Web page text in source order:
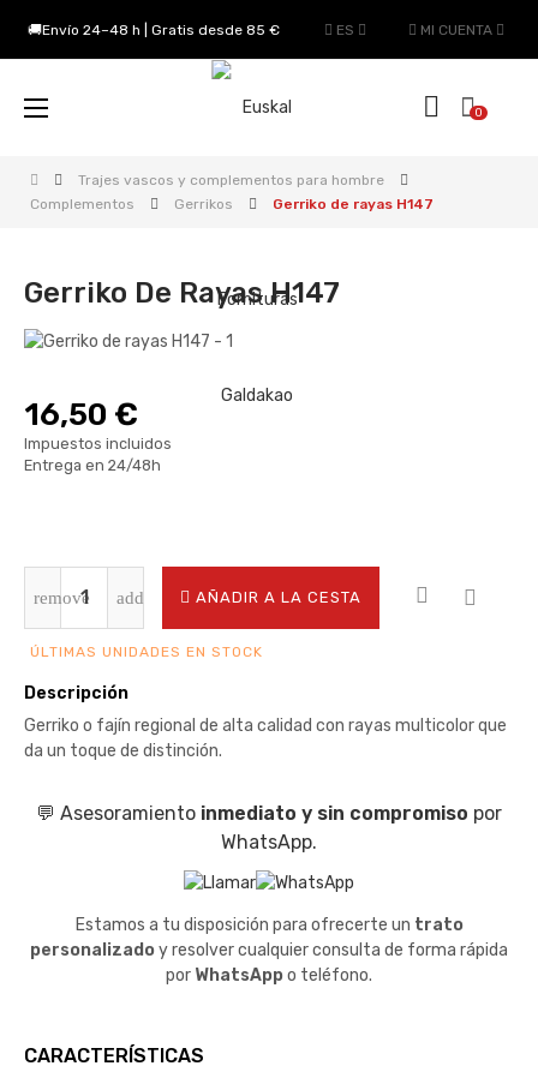
🚚Envío 24–48 h | Gratis desde 85 € ES MI CUENTA
Navegación
☰ 0
Trajes vascos y complementos para hombre
Complementos
Gerrikos Gerriko de rayas H147
Gerriko De Rayas H147
16,50 €
Impuestos incluidos
Entrega en 24/48h
AÑADIR A LA CESTA
ÚLTIMAS UNIDADES EN STOCK
Descripción
Gerriko o fajín regional de alta calidad con rayas multicolor que
da un toque de distinción.
💬 Asesoramiento inmediato y sin compromiso por
WhatsApp.
Estamos a tu disposición para ofrecerte un trato
personalizadoy resolver cualquier consulta de forma rápida
por WhatsAppo teléfono.
CARACTERÍSTICAS